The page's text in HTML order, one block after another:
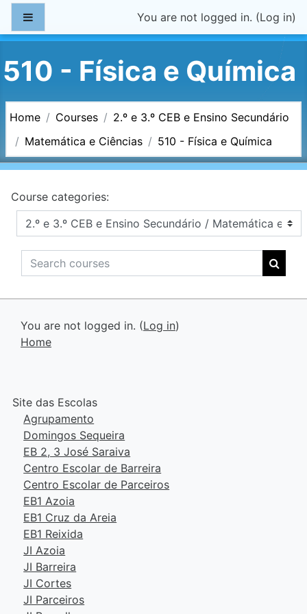
Skip to main content
You are not logged in. (Log in)
510 - Física e Química
Home Courses
2.º e 3.º CEB e Ensino Secundário
Matemática e Ciências
510 - Física e Química
Course categories:
Search courses
You are not logged in. (Log in)
Home
Site das Escolas
Agrupamento
Domingos Sequeira
EB 2, 3 José Saraiva
Centro Escolar de Barreira
Centro Escolar de Parceiros
EB1 Azoia
EB1 Cruz da Areia
EB1 Reixida
JI Azoia
JI Barreira
JI Cortes
JI Parceiros